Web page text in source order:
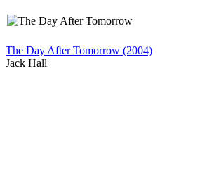
The Day After Tomorrow (2004)
Jack Hall